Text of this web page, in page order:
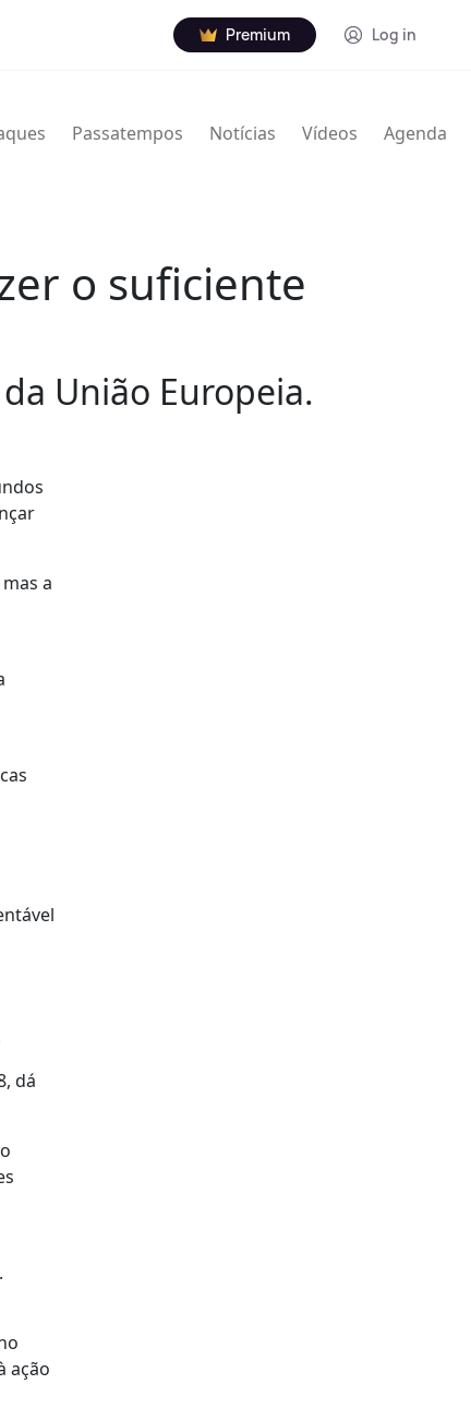
Premium Log in
Passatempos Notícias Vídeos Agenda
o suficiente
União Europeia.
a
dá
ação